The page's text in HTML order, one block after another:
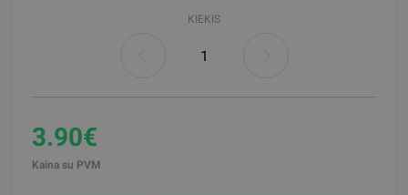
KIEKIS
3.90€
Kaina su PVM